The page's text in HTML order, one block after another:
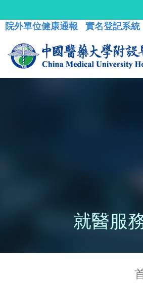
院外單位健康通報 實名登記系統
就醫服